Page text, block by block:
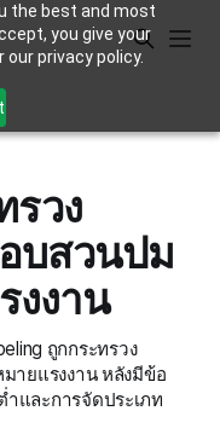
the best and most
you give your
privacy policy.
รวง
บสวนปม
งงาน
ถูกกระทรวง
ายแรงงาน หลังมีข้อ
ำและการจัดประเภท